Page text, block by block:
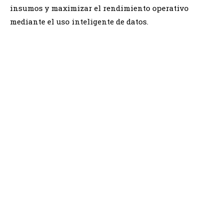
insumos y maximizar el rendimiento operativo
mediante el uso inteligente de datos.